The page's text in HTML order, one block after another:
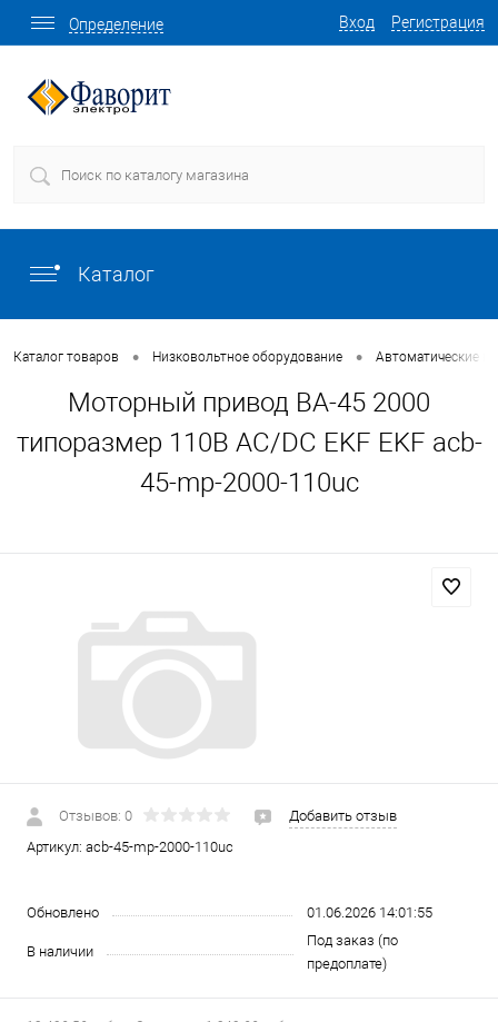
Вход Регистрация
Определение
Каталог
Каталог товаров • Низковольтное оборудование • Автоматические
Моторный привод ВА-45 2000
типоразмер 110В AC/DC EKF EKF acb-
45-mp-2000-110uc
Отзывов: 0
Добавить отзыв
Артикул: acb-45-mp-2000-110uc
Обновлено 01.06.2026 14:01:55
В наличии
Под заказ (по
предоплате)